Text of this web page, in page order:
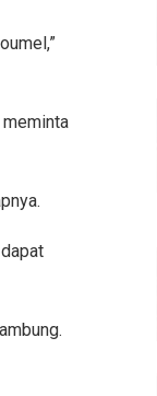
meminta